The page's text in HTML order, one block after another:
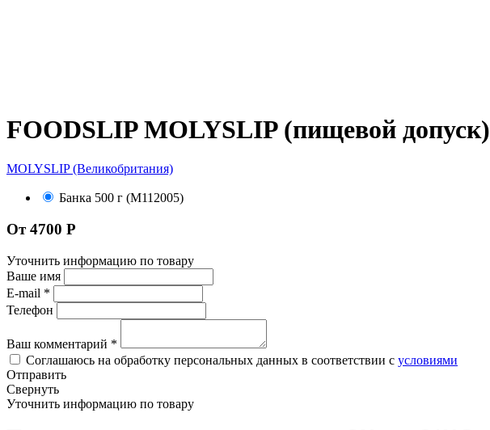
FOODSLIP MOLYSLIP (пищевой допуск)
MOLYSLIP (Великобритания)
Банка 500 г (M112005)
От 4700 Р
Уточнить информацию по товару
Ваше имя
E-mail *
Телефон
Ваш комментарий *
Соглашаюсь на обработку персональных данных в соответствии с условиями
Отправить
Свернуть
Уточнить информацию по товару